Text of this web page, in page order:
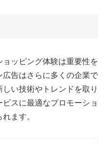
ッピング体験は重要性を
告はさらに多くの企業で
い技術やトレンドを取り
スに最適なプロモーショ
ます。